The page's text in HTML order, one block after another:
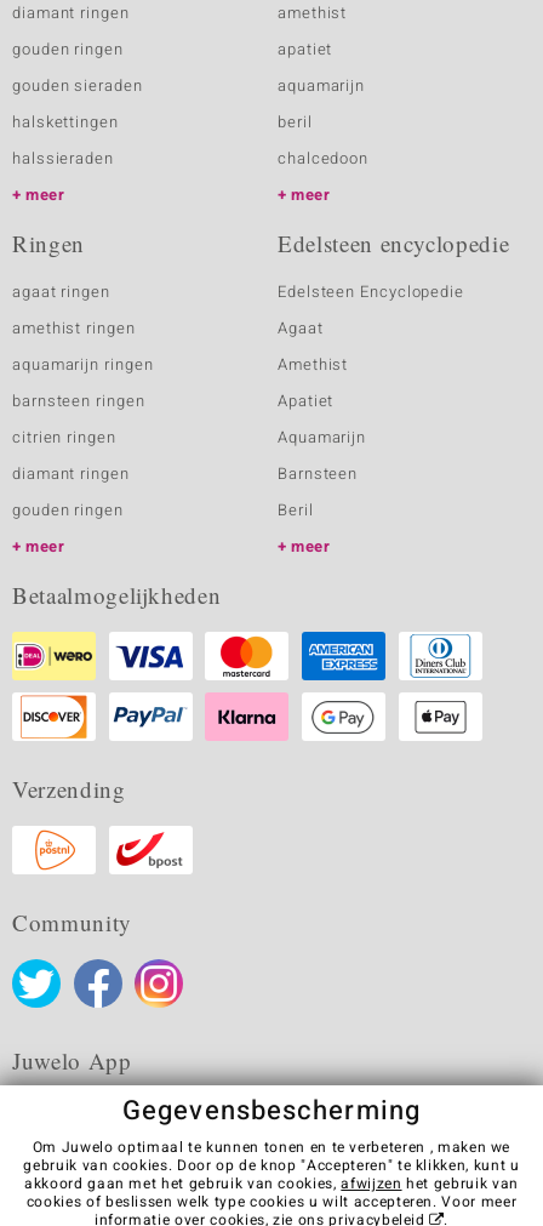
diamant ringen
gouden ringen
gouden sieraden
halskettingen
halssieraden
meer
amethist
apatiet
aquamarijn
beril
chalcedoon
meer
Ringen
agaat ringen
amethist ringen
aquamarijn ringen
barnsteen ringen
citrien ringen
diamant ringen
gouden ringen
meer
Edelsteen encyclopedie
Edelsteen Encyclopedie
Agaat
Amethist
Apatiet
Aquamarijn
Barnsteen
Beril
meer
Betaalmogelijkheden
Verzending
Community
Juwelo App
Algemene verkoopvoorwaarden Privacybeleid
Cookies
Colofon
Contact Contract herroepen
Gegevensbescherming
Om Juwelo optimaal te kunnen tonen en te verbeteren , maken we
gebruik van cookies. Door op de knop "Accepteren" te klikken, kunt u
akkoord gaan met het gebruik van cookies,afwijzen het gebruik van
cookies of beslissen welk type cookies u wilt accepteren. Voor meer
informatie over cookies, zie onsprivacybeleid .